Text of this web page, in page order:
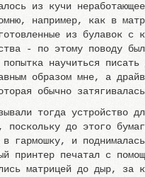
из кучи
например, как в
из булавок с
- по этому поводу
научиться писать
образом мне, а
обычно
тогда устройство
поскольку до этого
в гармошку, и
принтер печатал с
матрицей до дыр, за